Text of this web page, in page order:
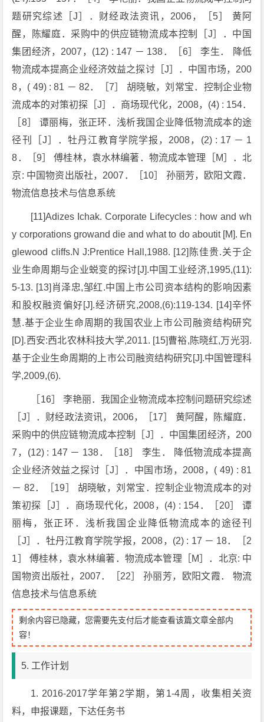
题研究综述［J］．财经政法资讯，2006，［5］ 黄阿
醒，陈耀庭．采购中的供应链物流成本控制［J］．中国
集团经济，2007，(12) : 147 － 138．［6］ 李生． 降低
物流成本提高企业经济效益之探讨［J］．中国市场，200
8，( 49) : 81 － 82．［7］ 胡晓敏，刘常宝．控制企业物
流成本的对策初探［J］．商场现代化，2008，(4) : 154．
［8］ 谭丽梅，张正环．浅析我国企业降低物流成本的途
径刊［J］．牡丹江教育学院学报，2008，(2) : 17 － 1
8．［9］ 傅桂林，袁水林编著．物流成本管理［M］．北
京: 中国物资出版社，2007．［10］ 孙丽芳，欧阳文霞．
物流信息技术与信息系统
[11]Adizes Ichak. Corporate Lifecycles : how and wh
y corporations growand die and what to do aboutit [M]. En
glewood cliffs.N J:Prentice Hall,1988. [12]陈佳贵.关于企
业生命周期与企业蜕变的探讨[J].中国工业经济,1995,(11):
5-13. [13]肖泽忠,邹红.中国上市公司资本结构的影响因素
和股权融资偏好[J].经济研究,2008,(6):119-134. [14]辛怀
慧.基于企业生命周期的我国农业上市公司融资结构研究
[D].西安:西北农林科技大学,2011. [15]曹裕,陈晓红,万光羽.
基于企业生命周期的上市公司融资结构研究[J].中国管理科
学,2009,(6).
［16］ 李艳丽．我国企业物流成本控制问题研究综述
［J］．财经政法资讯，2006，［17］ 黄阿醒，陈耀庭．
采购中的供应链物流成本控制［J］．中国集团经济，200
7，(12) : 147 － 138．［18］ 李生． 降低物流成本提高
企业经济效益之探讨［J］．中国市场，2008，( 49) : 81
－ 82．［19］ 胡晓敏，刘常宝．控制企业物流成本的对
策初探［J］．商场现代化，2008，(4) : 154．［20］ 谭
丽梅，张正环．浅析我国企业降低物流成本的途径刊
［J］．牡丹江教育学院学报，2008，(2) : 17 － 18．［2
1］ 傅桂林，袁水林编著．物流成本管理［M］．北京: 中
国物资出版社，2007．［22］ 孙丽芳，欧阳文霞． 物流
信息技术与信息系统
剩余内容已隐藏，您需要先支付后才能查看该篇文章全部内
容！
5. 工作计划
1. 2016-2017学年第2学期，第1-4周，收集相关资
料，申报课题，下达任务书